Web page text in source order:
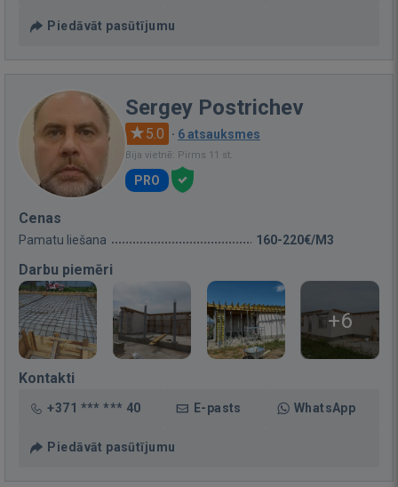
Piedāvāt pasūtījumu
Sergey Postrichev
5.0 · 6 atsauksmes
Bija vietnē: Pirms 11 st.
PRO
Cenas
Pamatu liešana 160-220€/M3
Darbu piemēri
+6
Kontakti
+371 *** *** 40 E-pasts WhatsApp
Piedāvāt pasūtījumu